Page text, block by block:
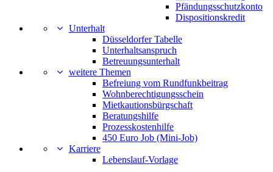
Pfändungsschutzkonto
Dispositionskredit
Unterhalt
Düsseldorfer Tabelle
Unterhaltsanspruch
Betreuungsunterhalt
weitere Themen
Befreiung vom Rundfunkbeitrag
Wohnberechtigungsschein
Mietkautionsbürgschaft
Beratungshilfe
Prozesskostenhilfe
450 Euro Job (Mini-Job)
Karriere
Lebenslauf-Vorlage